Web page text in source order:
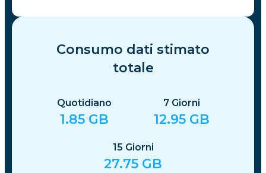
Consumo dati stimato
totale
Quotidiano
1.85 GB
7 Giorni
12.95 GB
15 Giorni
27.75 GB